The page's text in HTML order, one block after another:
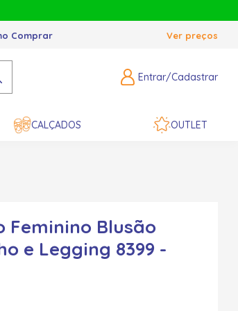
Comprar Ver preços
Entrar/Cadastrar
CALÇADOS OUTLET
Feminino Blusão
e Legging 8399 -